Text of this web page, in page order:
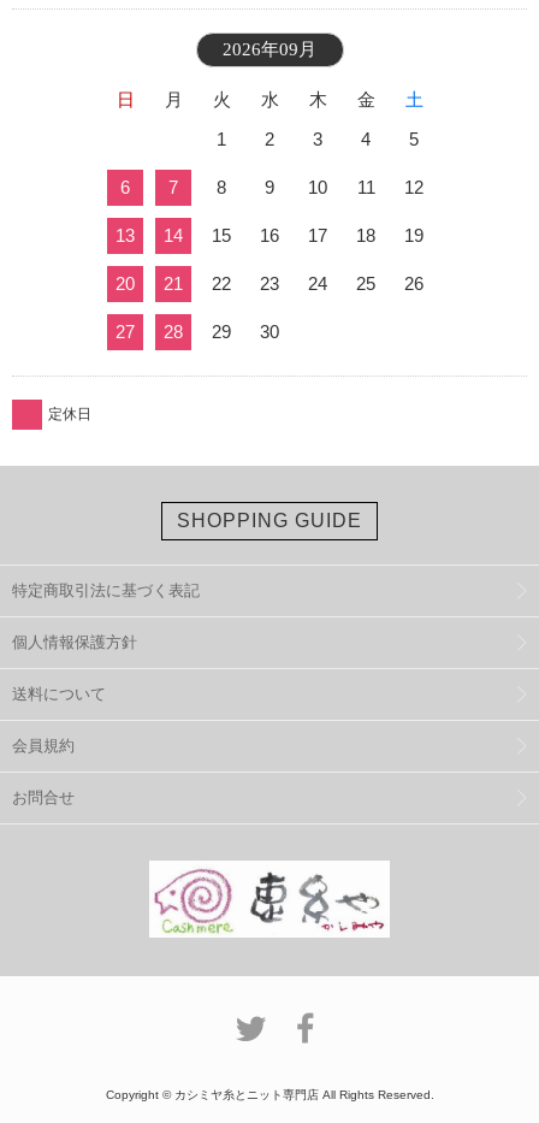
2026年09月
日 月 火 水 木 金
土
1
2 3 4 5
6 7 8 9 10 11 12
13 14 15 16 17 18 19
20 21 22 23 24 25 26
27 28 29 30
定休日
SHOPPING GUIDE
特定商取引法に基づく表記
個人情報保護方針
送料について
会員規約
お問合せ
Copyright © カシミヤ糸とニット専門店 All Rights Reserved.